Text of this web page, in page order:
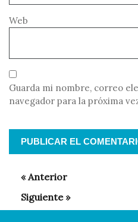
Web
Guarda mi nombre, correo
navegador para la próxima